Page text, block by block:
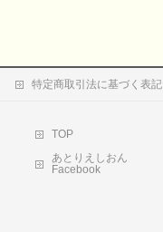
特定商取引法に基づく表記
TOP
あとりえしおん
Facebook